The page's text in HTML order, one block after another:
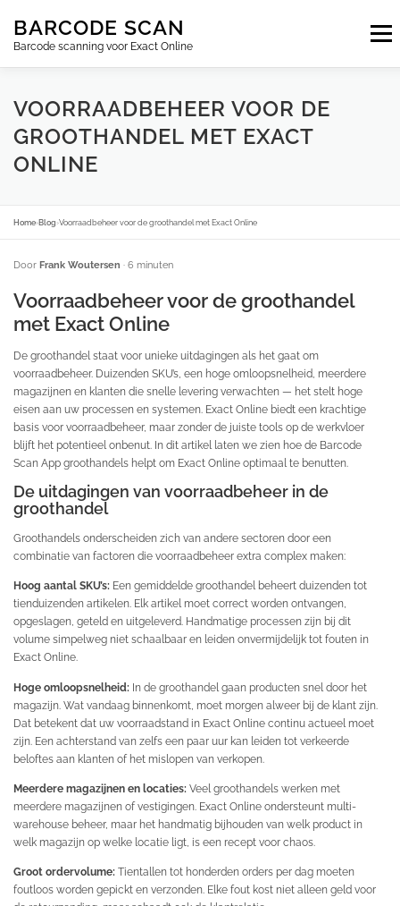
naarBARCODE SCAN
Barcode scanning voor Exact Online
Menu
ABONNEMENTEN FAQ BLOG CONTACT
INLOGGEN
VOORRAADBEHEER VOOR DE
GROOTHANDEL MET EXACT
ONLINE
Home›Blog ›Voorraadbeheer voor de groothandel met Exact Online
Door Frank Woutersen · 6 minuten
Voorraadbeheer voor de groothandel
met Exact Online
De groothandel staat voor unieke uitdagingen als het gaat om
voorraadbeheer. Duizenden SKU’s, een hoge omloopsnelheid, meerdere
magazijnen en klanten die snelle levering verwachten — het stelt hoge
eisen aan uw processen en systemen. Exact Online biedt een krachtige
basis voor voorraadbeheer, maar zonder de juiste tools op de werkvloer
blijft het potentieel onbenut. In dit artikel laten we zien hoe de Barcode
Scan App groothandels helpt om Exact Online optimaal te benutten.
De uitdagingen van voorraadbeheer in de
groothandel
Groothandels onderscheiden zich van andere sectoren door een
combinatie van factoren die voorraadbeheer extra complex maken:
Hoog aantal SKU’s: Een gemiddelde groothandel beheert duizenden tot
tienduizenden artikelen. Elk artikel moet correct worden ontvangen,
opgeslagen, geteld en uitgeleverd. Handmatige processen zijn bij dit
volume simpelweg niet schaalbaar en leiden onvermijdelijk tot fouten in
Exact Online.
Hoge omloopsnelheid: In de groothandel gaan producten snel door het
magazijn. Wat vandaag binnenkomt, moet morgen alweer bij de klant zijn.
Dat betekent dat uw voorraadstand in Exact Online continu actueel moet
zijn. Een achterstand van zelfs een paar uur kan leiden tot verkeerde
beloftes aan klanten of het mislopen van verkopen.
Meerdere magazijnen en locaties: Veel groothandels werken met
meerdere magazijnen of vestigingen. Exact Online ondersteunt multi-
warehouse beheer, maar het handmatig bijhouden van welk product in
welk magazijn op welke locatie ligt, is een recept voor chaos.
Groot ordervolume: Tientallen tot honderden orders per dag moeten
foutloos worden gepickt en verzonden. Elke fout kost niet alleen geld voor